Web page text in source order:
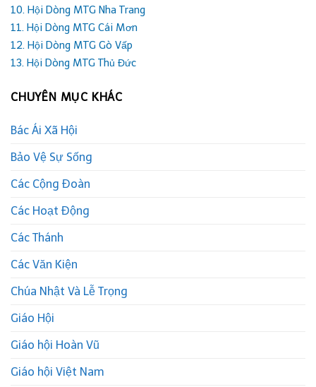
10. Hội Dòng MTG Nha Trang
11. Hội Dòng MTG Cái Mơn
12. Hội Dòng MTG Gò Vấp
13. Hội Dòng MTG Thủ Đức
CHUYÊN MỤC KHÁC
Bác Ái Xã Hội
Bảo Vệ Sự Sống
Các Cộng Đoàn
Các Hoạt Động
Các Thánh
Các Văn Kiện
Chúa Nhật Và Lễ Trọng
Giáo Hội
Giáo hội Hoàn Vũ
Giáo hội Việt Nam